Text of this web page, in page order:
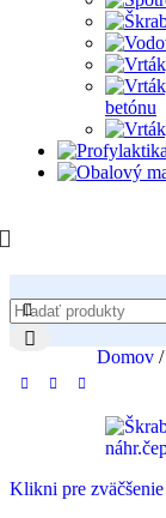
betónu
Domov /
Klikni pre zväčšenie